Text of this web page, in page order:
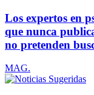
Los expertos en
que nunca
no pretenden
MAG.